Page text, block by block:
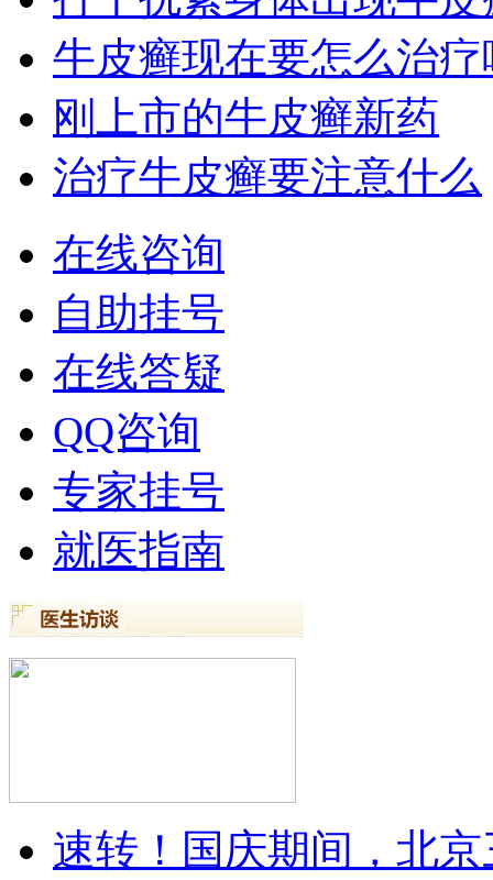
牛皮癣现在要怎么治疗
刚上市的牛皮癣新药
治疗牛皮癣要注意什么
在线咨询
自助挂号
在线答疑
QQ咨询
专家挂号
就医指南
速转！国庆期间，北